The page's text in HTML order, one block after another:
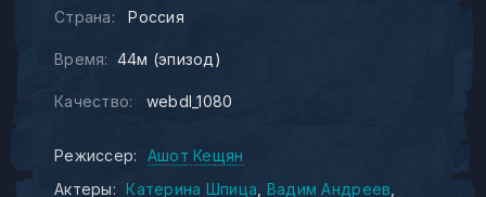
Страна: Россия
Время: 44м (эпизод)
Качество: webdl_1080
Режиссер:
Ашот Кещян
Актеры:
Катерина Шпица Вадим Андреев